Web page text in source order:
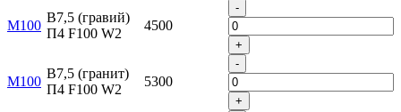
М100
B7,5 (гравий)
П4 F100 W2
4500
-
+
М100
B7,5 (гранит)
П4 F100 W2
5300
-
+